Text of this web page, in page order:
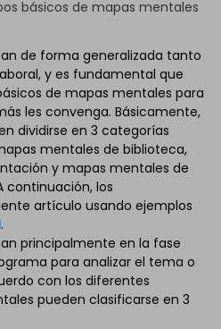
básicos de mapas mentales
de forma generalizada tanto
y es fundamental que
de mapas mentales para
les convenga. Básicamente,
dividirse en 3 categorías
mentales de biblioteca,
y mapas mentales de
continuación, los
artículo usando ejemplos
.
principalmente en la fase
para analizar el tema o
con los diferentes
pueden clasificarse en 3